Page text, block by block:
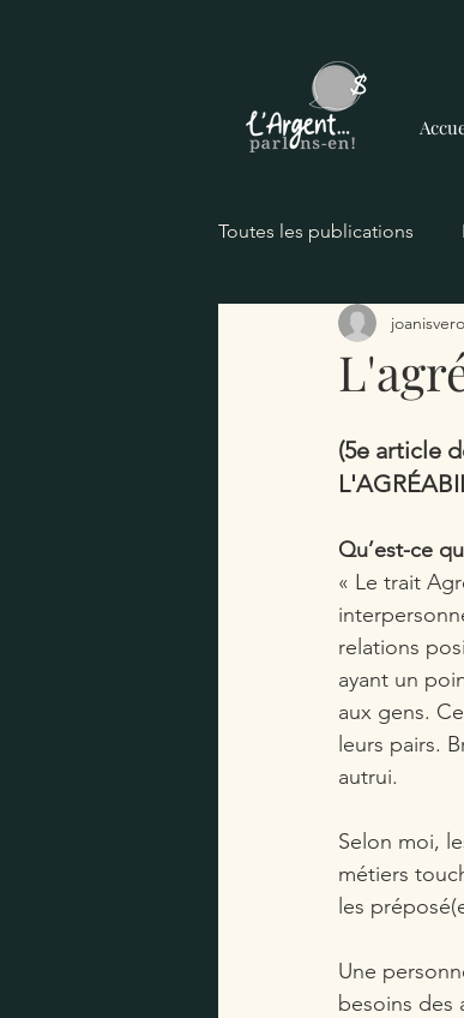
Toutes les publications
Ma relation à
(5e article
Qu’est-ce
« Le trait
relations
ayant un
aux gens.
leurs pairs.
autrui.
Selon moi,
métiers
les
Une
besoins des